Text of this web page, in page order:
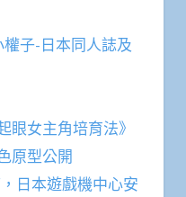
權子-日本同人誌及
眼女主角培育法》
原型公開
日本遊戲機中心安